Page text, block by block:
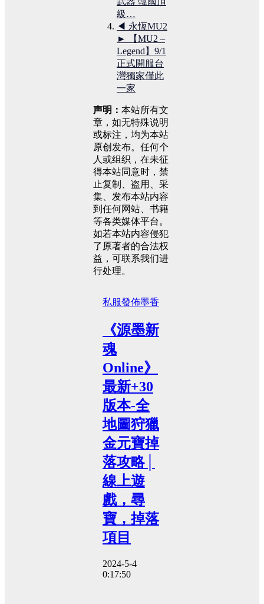
級…
◀ 永恆MU2
► 【MU2 –
Legend】9/1
正式開服台
灣獨家僅此
一家
声明： 本站所有文
章，如无特殊说明
或标注，均为本站
原创发布。任何个
人或组织，在未征
得本站同意时，禁
止复制、盗用、采
集、发布本站内容
到任何网站、书籍
等各类媒体平台。
如若本站内容侵犯
了原著者的合法权
益，可联系我们进
行处理。
私服發佈墨香
《源墨新
魂
Online》
最新+30
版本-全
地圖狩獵
金元寶掉
落攻略│
線上遊
戲，尋
寶，掉落
項目
2024-5-4
0:17:50